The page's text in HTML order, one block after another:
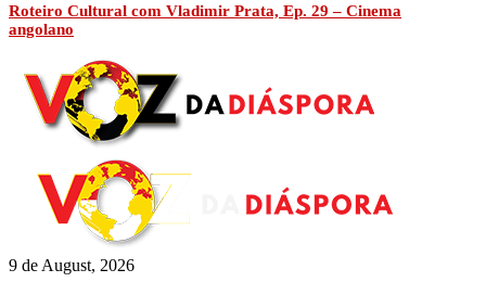
Roteiro Cultural com Vladimir Prata, Ep. 29 – Cinema
angolano
9 de August, 2026